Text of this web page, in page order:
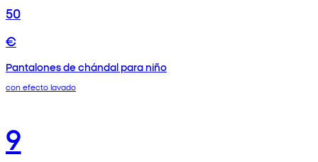
50
€
Pantalones de chándal para niño
con efecto lavado
9